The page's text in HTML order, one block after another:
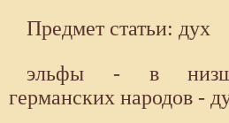
Предмет статьи: дух
эльфы - в
германских народов -